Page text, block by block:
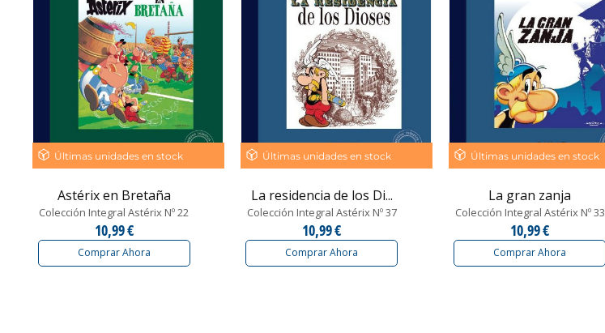
Últimas unidades en stock
Astérix en Bretaña
Colección Integral Astérix Nº 22
10,99 €
Comprar Ahora
Últimas unidades en stock
La residencia de los Di...
Colección Integral Astérix Nº 37
10,99 €
Comprar Ahora
Últimas unidades en stock
La gran zanja
Colección Integral Astérix Nº 33
10,99 €
Comprar Ahora